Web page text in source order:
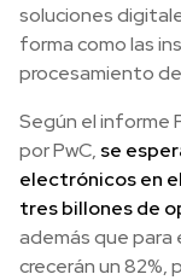
soluciones
forma como las
procesamiento
Según el informe
por PwC, se
electrónicos en
tres billones de
además que para
crecerán un 82%,